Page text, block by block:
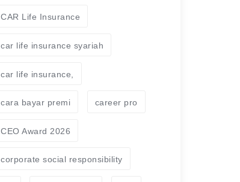
CAR Life Insurance
car life insurance syariah
car life insurance,
cara bayar premi career pro
CEO Award 2026
corporate social responsibility